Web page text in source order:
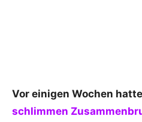
Vor einigen Wochen
schlimmen